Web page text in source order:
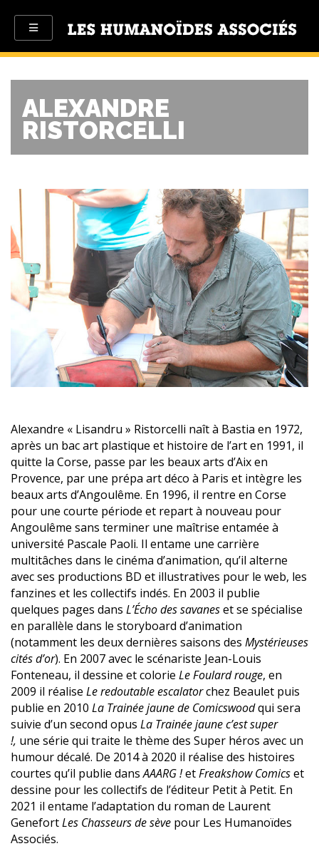
ALEXANDRE
RISTORCELLI
Alexandre « Lisandru » Ristorcelli naît à Bastia en 1972,
après un bac art plastique et histoire de l’art en 1991, il
quitte la Corse, passe par les beaux arts d’Aix en
Provence, par une prépa art déco à Paris et intègre les
beaux arts d’Angoulême. En 1996, il rentre en Corse
pour une courte période et repart à nouveau pour
Angoulême sans terminer une maîtrise entamée à
université Pascale Paoli. Il entame une carrière
multitâches dans le cinéma d’animation, qu’il alterne
avec ses productions BD et illustratives pour le web, les
fanzines et les collectifs indés. En 2003 il publie
quelques pages dans L’Écho des savaneset se spécialise
en parallèle dans le storyboard d’animation
(notamment les deux dernières saisons des Mystérieuses
cités d’or). En 2007 avec le scénariste Jean-Louis
Fonteneau, il dessine et colorie Le Foulard rouge, en
2009 il réalise Le redoutable escalatorchez Beaulet puis
publie en 2010 La Trainée jaune de Comicswoodqui sera
suivie d’un second opus La Trainée jaune c’est super
!, une série qui traite le thème des Super héros avec un
humour décalé. De 2014 à 2020 il réalise des histoires
courtes qu’il publie dansAAARG !etFreakshow Comicset
dessine pour les collectifs de l’éditeur Petit à Petit. En
2021 il entame l’adaptation du roman de Laurent
GenefortLes Chasseurs de sève pour Les Humanoïdes
Associés.